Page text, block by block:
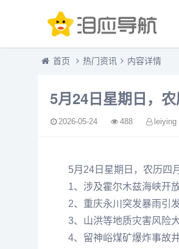
首页 热门资讯 内容详情
5月24日星期日，
2026-05-24 488 leiying
5月24日星期日，农历四
1、涉及霍尔木兹海峡开
2、重庆永川突发暴雨引
3、山洪等地质灾害风险
4、留神峪煤矿爆炸事故